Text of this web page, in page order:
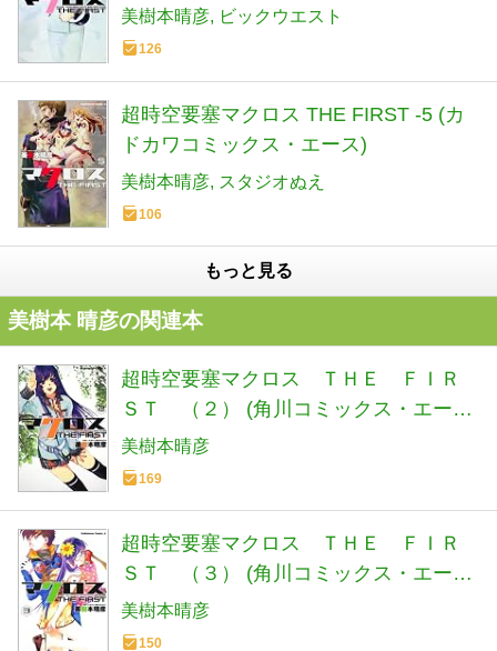
美樹本晴彦 ビックウエスト
126
超時空要塞マクロス THE FIRST -5 (カ
ドカワコミックス・エース)
美樹本晴彦 スタジオぬえ
106
もっと見る
美樹本 晴彦の関連本
超時空要塞マクロス ＴＨＥ ＦＩＲ
ＳＴ （２） (角川コミックス・エース
6-26)
美樹本晴彦
169
超時空要塞マクロス ＴＨＥ ＦＩＲ
ＳＴ （３） (角川コミックス・エース
6-28)
美樹本晴彦
150